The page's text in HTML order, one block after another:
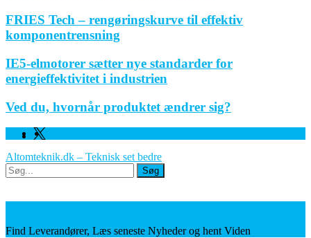
FRIES Tech – rengøringskurve til effektiv
komponentrensning
IE5-elmotorer sætter nye standarder for
energieffektivitet i industrien
Ved du, hvornår produktet ændrer sig?
Facebook
Twitter
Altomteknik.dk – Teknisk set bedre
Søg
Søg
Find Leverandører, Læs seneste Nyheder og hent Viden